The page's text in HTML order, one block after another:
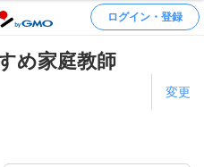
ログイン・登録
め家庭教師
変更